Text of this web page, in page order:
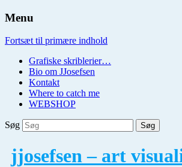
Menu
Fortsæt til primære indhold
Grafiske skriblerier…
Bio om JJosefsen
Kontakt
Where to catch me
WEBSHOP
Søg
jjosefsen – art